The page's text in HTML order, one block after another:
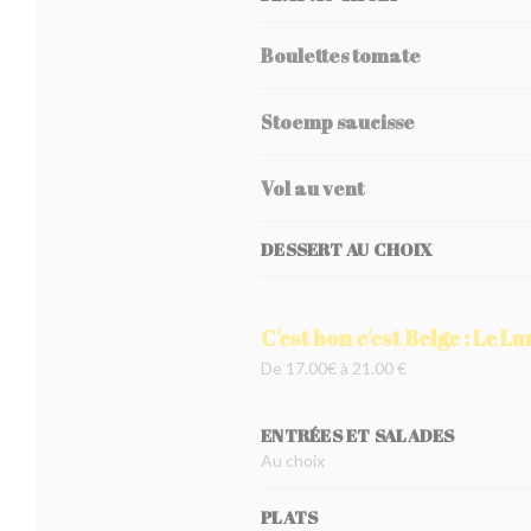
Boulettes tomate
Stoemp saucisse
Vol au vent
DESSERT AU CHOIX
C'est bon c'est Belge : Le
De 17.00€ à 21.00 €
ENTRÉES ET SALADES
Au choix
PLATS